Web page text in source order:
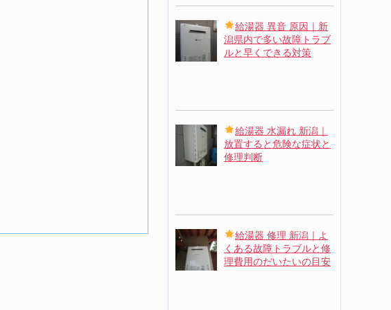
給湯器 異音 原因｜新
潟県内で多い故障トラブ
ルと早くできる対策
給湯器 水漏れ 新潟｜
放置すると危険な症状と
修理判断
給湯器 修理 新潟｜よ
くある故障トラブルと修
理費用のだいたいの目安